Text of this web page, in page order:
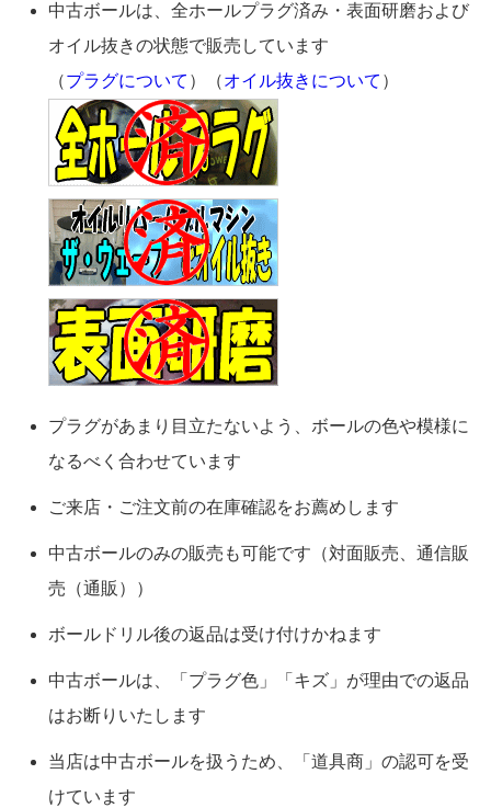
中古ボールは、全ホールプラグ済み・表面研磨および
オイル抜きの状態で販売しています
（プラグについて ）（オイル抜きについて ）
プラグがあまり目立たないよう、ボールの色や模様に
なるべく合わせています
ご来店・ご注文前の在庫確認をお薦めします
中古ボールのみの販売も可能です（対面販売、通信販
売（通販））
ボールドリル後の返品は受け付けかねます
中古ボールは、「プラグ色」「キズ」が理由での返品
はお断りいたします
当店は中古ボールを扱うため、「道具商」の認可を受
けています